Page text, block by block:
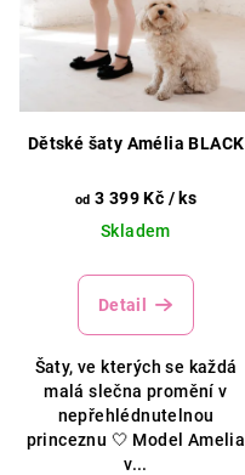
d
u
Dětské šaty Amélia BLACK
od 3 399 Kč / ks
Skladem
Detail
Šaty, ve kterých se každá
malá slečna promění v
nepřehlédnutelnou
princeznu 🤍 Model Amelia
v...